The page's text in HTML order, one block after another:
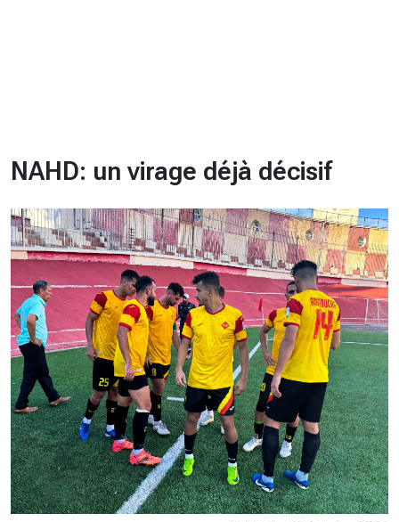
NAHD: un virage déjà décisif